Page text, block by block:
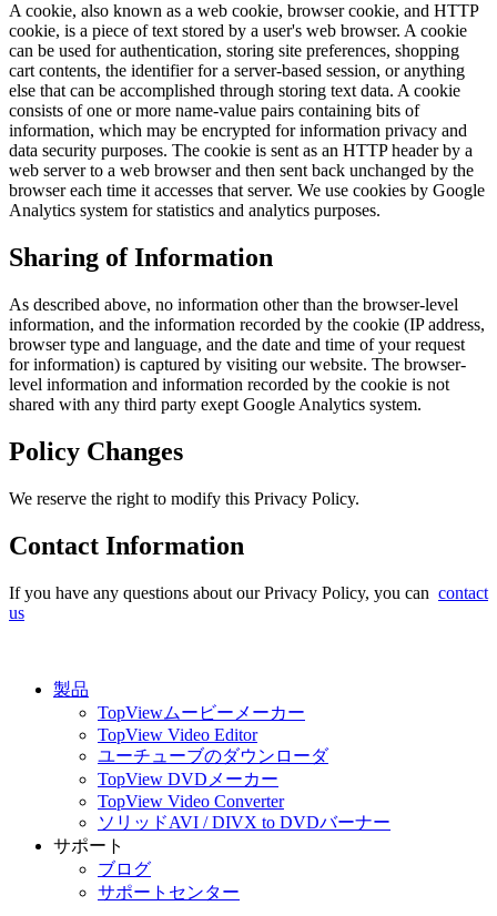
A cookie, also known as a web cookie, browser cookie, and HTTP
cookie, is a piece of text stored by a user's web browser. A cookie
can be used for authentication, storing site preferences, shopping
cart contents, the identifier for a server-based session, or anything
else that can be accomplished through storing text data. A cookie
consists of one or more name-value pairs containing bits of
information, which may be encrypted for information privacy and
data security purposes. The cookie is sent as an HTTP header by a
web server to a web browser and then sent back unchanged by the
browser each time it accesses that server. We use cookies by Google
Analytics system for statistics and analytics purposes.
Sharing of Information
As described above, no information other than the browser-level
information, and the information recorded by the cookie (IP address,
browser type and language, and the date and time of your request
for information) is captured by visiting our website. The browser-
level information and information recorded by the cookie is not
shared with any third party exept Google Analytics system.
Policy Changes
We reserve the right to modify this Privacy Policy.
Contact Information
If you have any questions about our Privacy Policy, you can contact
us
製品
TopViewムービーメーカー
TopView Video Editor
ユーチューブのダウンローダ
TopView DVDメーカー
TopView Video Converter
ソリッドAVI / DIVX to DVDバーナー
サポート
ブログ
サポートセンター